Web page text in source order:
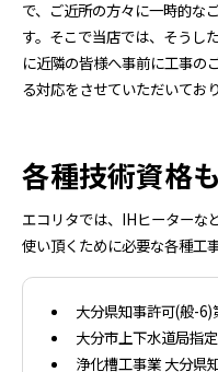
で、ご近所の方々に一時的な
す。そこで当店では、そうし
に近隣の皆様へ事前に工事の
る対応をさせていただいており
各種技術資格
エコリタでは、IHヒーターな
使い頂くために必要な各種工
大分県知事許可(般-
大分市上下水道局指
浄化槽工事業 大分県